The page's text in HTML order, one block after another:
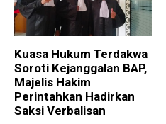
Kuasa Hukum Terdakwa
Soroti Kejanggalan BAP,
Majelis Hakim
Perintahkan Hadirkan
Saksi Verbalisan